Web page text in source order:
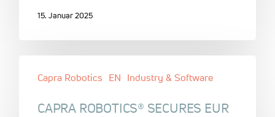
15. Januar 2025
Capra Robotics EN Industry & Software
CAPRA ROBOTICS® SECURES EUR